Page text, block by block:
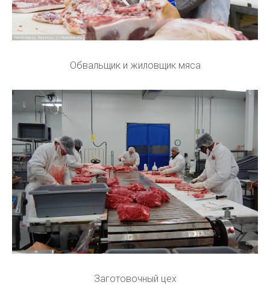
Обвальщик и жиловщик мяса
Заготовочный цех